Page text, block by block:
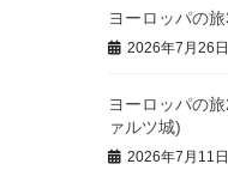
ヨーロッパの
2026年7月26日
ヨーロッパの
ァルツ城)
2026年7月11日